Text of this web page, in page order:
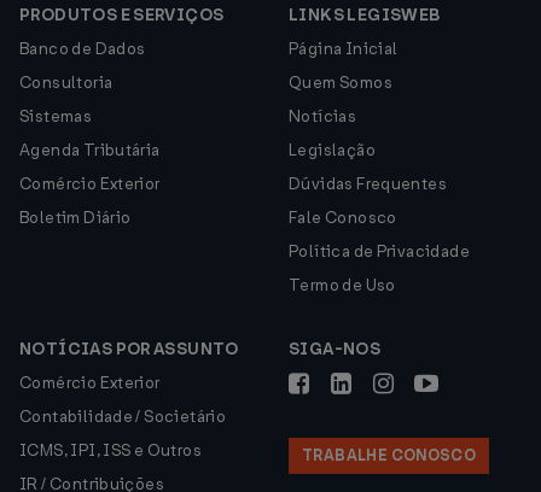
PRODUTOS E SERVIÇOS
Banco de Dados
Consultoria
Sistemas
Agenda Tributária
Comércio Exterior
Boletim Diário
LINKS LEGISWEB
Página Inicial
Quem Somos
Notícias
Legislação
Dúvidas Frequentes
Fale Conosco
Política de Privacidade
Termo de Uso
NOTÍCIAS POR ASSUNTO
Comércio Exterior
Contabilidade / Societário
ICMS, IPI, ISS e Outros
IR / Contribuições
SIGA-NOS
TRABALHE CONOSCO